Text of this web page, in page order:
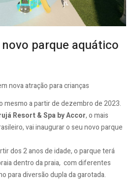
parque aquático
nova atração para crianças
mesmo a partir de dezembro de 2023.
Resort & Spa by Accor, o mais
vai inaugurar o seu novo parque
dos 2 anos de idade, o parque terá
dentro da praia, com diferentes
para diversão dupla da garotada.